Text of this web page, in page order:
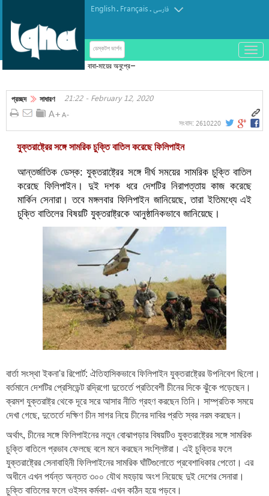
English. Français.فارسی
ডেস্কটপ ভার্শন
باز
و
کردن
বাবা-মায়ের অনুপ্রেরণায় সন্তানেরা হয়ে উঠেছেন পুরোপুরি
প্রচ্ছদ সাধারণ 21:22 - February 12, 2020
সংবাদ: 2610220
যুক্তরাষ্ট্রের সঙ্গে সামরিক চুক্তি বাতিল করেছে ফিলিপাইন
আন্তর্জাতিক ডেস্ক: যুক্তরাষ্ট্রের সঙ্গে দীর্ঘ সময়ের সামরিক চুক্তি বাতিল
করেছে ফিলিপাইন। দুই দশক ধরে দেশটির নিরাপত্তায় কাজ করেছে
মার্কিন সেনারা। তবে মঙ্গলবার ফিলিপাইন জানিয়েছে, তারা ইতিমধ্যে এই
চুক্তি বাতিলের বিষয়টি যুক্তরাষ্ট্রকে আনুষ্ঠানিকভাবে জানিয়েছে।
বার্তা সংস্থা ইকনা'র রিপোর্ট: ঐতিহাসিকভাবে ফিলিপাইন যুক্তরাষ্ট্রের উপনিবেশ ছিলো।
বর্তমানে দেশটির প্রেসিডেন্ট রদ্রিগো দুতের্তে প্রতিবেশী চীনের দিকে ঝুঁকে পড়েছেন।
ক্রমশ যুক্তরাষ্ট্র থেকে দূরে সরে আসার নীতি গ্রহণ করছেন তিনি। সাম্প্রতিক সময়ে
দেখা গেছে, দুতের্তে দক্ষিণ চীন সাগর নিয়ে চীনের দাবির প্রতি স্বর নরম করছেন।
অর্থাৎ, চীনের সঙ্গে ফিলিপাইনের নতুন বোঝাপড়ার বিষয়টিও যুক্তরাষ্ট্রের সঙ্গে সামরিক
চুক্তি বাতিলে প্রভাব ফেলছে বলে মনে করছেন সংশ্লিষ্টরা। এই চুক্তির ফলে
যুক্তরাষ্ট্রের সেনাবাহিনী ফিলিপাইনের সামরিক ঘাঁটিগুলোতে প্রবেশাধিকার পেতো। এর
অধীনে এখন পর্যন্ত অন্তত ৩০০ যৌথ মহড়ায় অংশ নিয়েছে দুই দেশের সেনারা।
চুক্তি বাতিলের ফলে ওইসব কর্মকা- এখন কঠিন হয়ে পড়বে।